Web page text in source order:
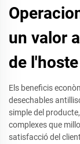
un valor
de l'hoste
Els beneficis
desechables
simple del
complexes que
satisfacció del